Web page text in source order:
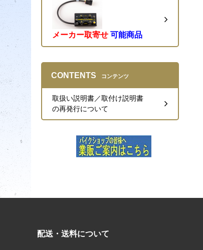
メーカー取寄せ 可能商品
CONTENTS コンテンツ
取扱い説明書／取付け説明書
の再発行について
配送・送料について